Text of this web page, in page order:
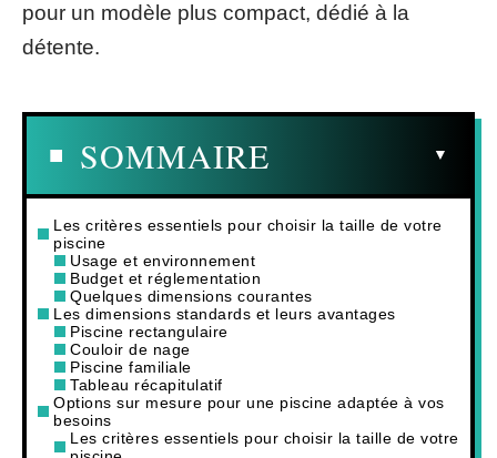
pour un modèle plus compact, dédié à la
détente.
SOMMAIRE
Les critères essentiels pour choisir la taille de votre
piscine
Usage et environnement
Budget et réglementation
Quelques dimensions courantes
Les dimensions standards et leurs avantages
Piscine rectangulaire
Couloir de nage
Piscine familiale
Tableau récapitulatif
Options sur mesure pour une piscine adaptée à vos
besoins
Les critères essentiels pour choisir la taille de votre